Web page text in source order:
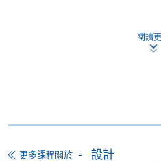
機)、VISA 或 Mastercard。
閱讀
更多課程關於 設計